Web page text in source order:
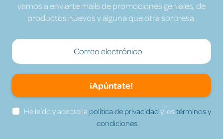
vamos a enviarte mails de promociones geniales, de
productos nuevos y alguna que otra sorpresa.
¡Apúntate!
He leído y acepto la política de privacidad y lostérminos y
condiciones.